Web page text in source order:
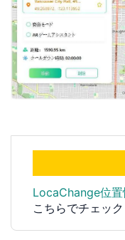
LocaChange位
こちらでチェック